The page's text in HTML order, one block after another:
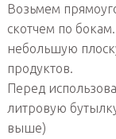
Возьмем
скотчем по
небольшую
продуктов.
Перед
литровую
выше)